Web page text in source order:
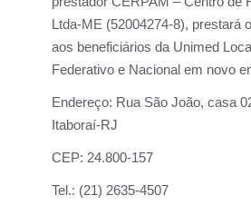
Ltda-ME (52004274-8), prestará
aos beneficiários da Unimed
Federativo e Nacional em novo
Endereço: Rua São João, casa
Itaboraí-RJ
CEP: 24.800-157
Tel.: (21) 2635-4507